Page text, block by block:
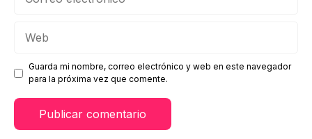
Guarda mi nombre, correo electrónico y web en este navegador
para la próxima vez que comente.